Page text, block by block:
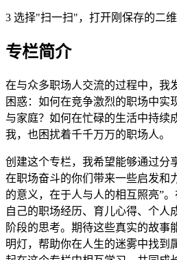
3 选择"扫一扫"，打开刚保存的二
专栏简介
在与众多职场人交流的过程中，我
困惑：如何在竞争激烈的职场中实
与家庭？如何在忙碌的生活中持续
我，也困扰着千千万万的职场人。
创建这个专栏，我希望能够通过分
在职场奋斗的你们带来一些启发和
的意义，在于人与人的相互照亮”
自己的职场经历、育儿心得、个人
阶段的思考。期待这些真实的故事
明灯，帮助你在人生的迷雾中找到